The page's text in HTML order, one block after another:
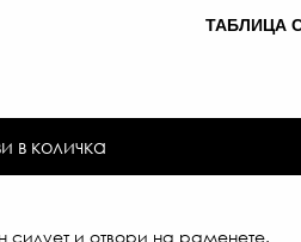
ТАБЛИЦА
в количка
и отвори на раменете.